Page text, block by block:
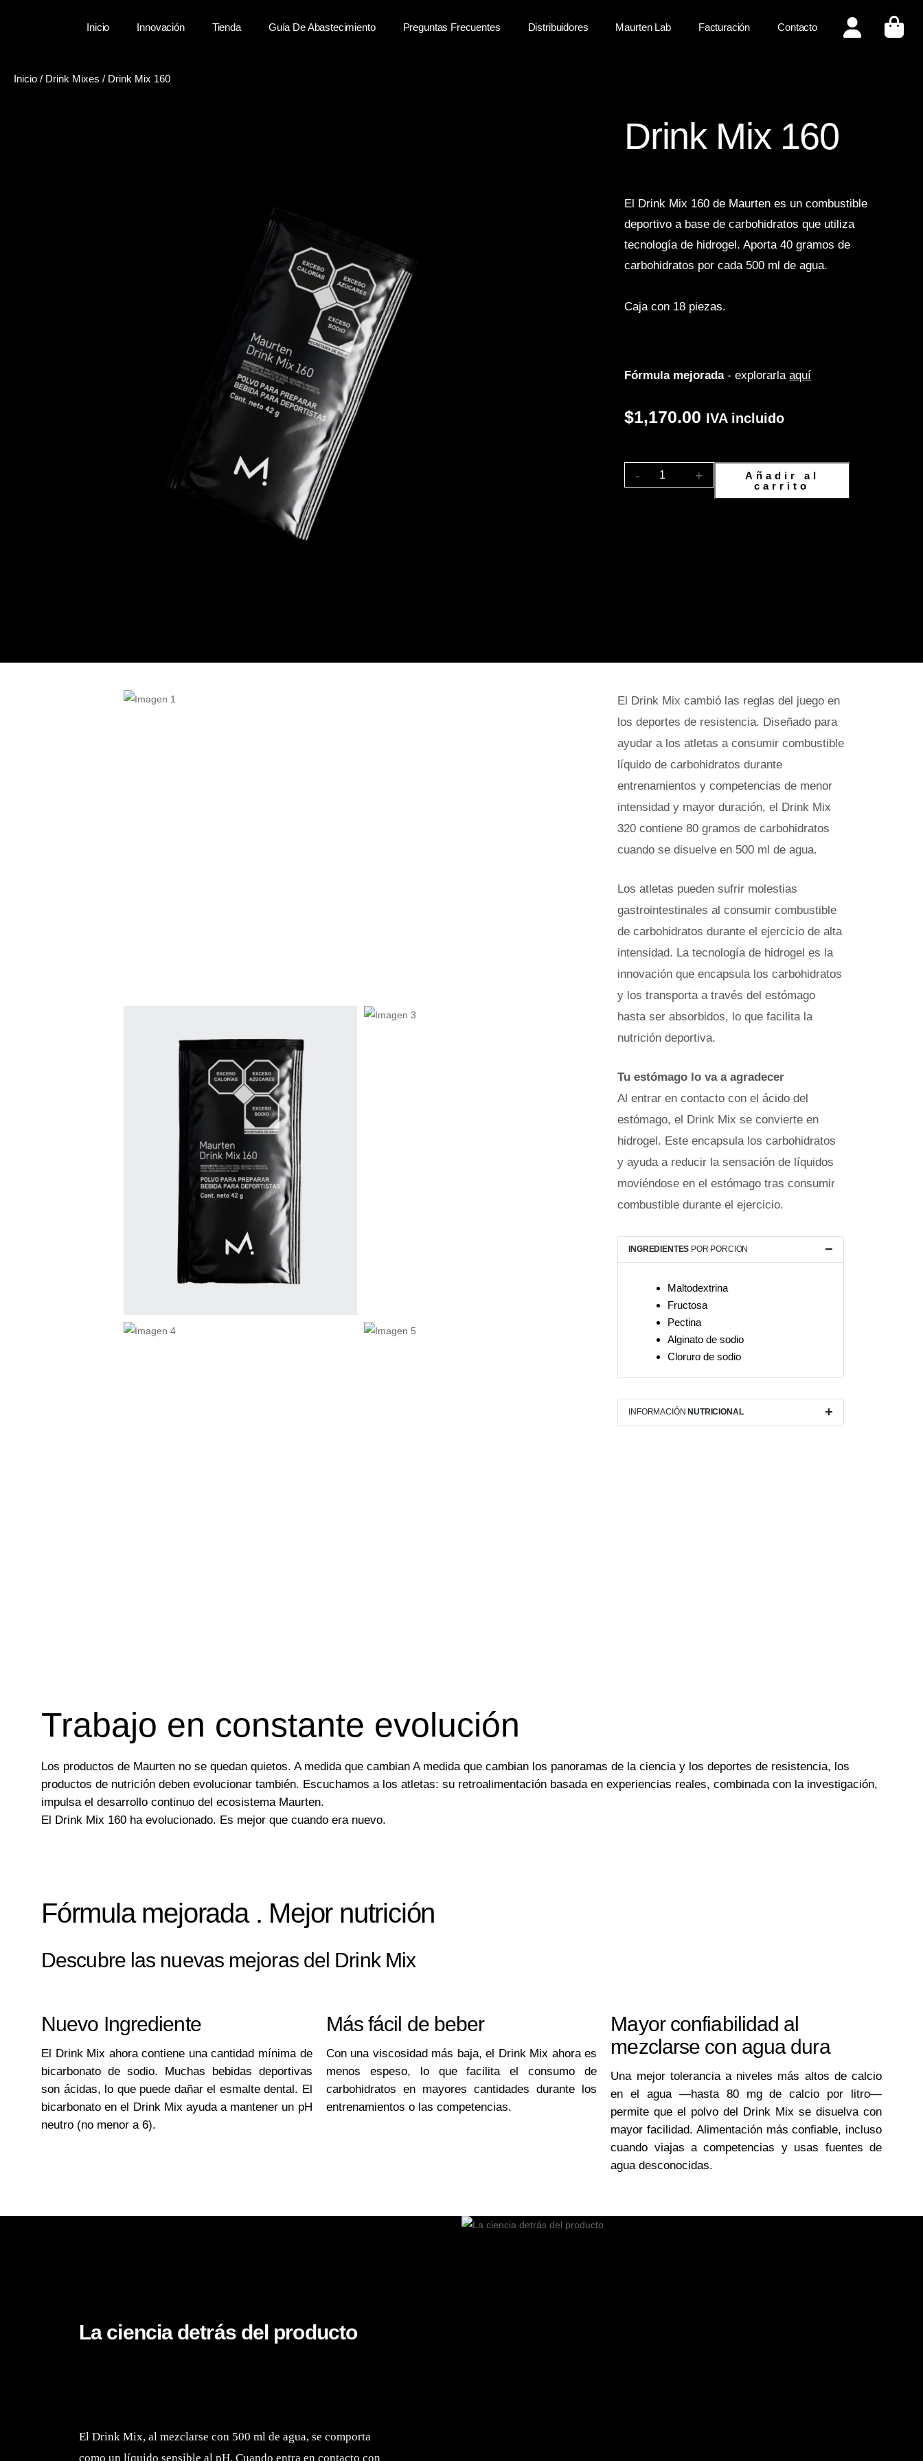
Inicio Innovación Tienda Guía De Abastecimiento Preguntas Frecuentes Distribuidores Maurten Lab Facturación Contacto
Inicio / Drink Mixes / Drink Mix 160
Drink Mix 160
El Drink Mix 160 de Maurten es un combustible
deportivo a base de carbohidratos que utiliza
tecnología de hidrogel. Aporta 40 gramos de
carbohidratos por cada 500 ml de agua.
Caja con 18 piezas.
Fórmula mejorada- explorarlaaquí
$1,170.00 IVA incluido
- +
Añadir al
carrito
El Drink Mix cambió las reglas del juego en
los deportes de resistencia. Diseñado para
ayudar a los atletas a consumir combustible
líquido de carbohidratos durante
entrenamientos y competencias de menor
intensidad y mayor duración, el Drink Mix
320 contiene 80 gramos de carbohidratos
cuando se disuelve en 500 ml de agua.
Los atletas pueden sufrir molestias
gastrointestinales al consumir combustible
de carbohidratos durante el ejercicio de alta
intensidad. La tecnología de hidrogel es la
innovación que encapsula los carbohidratos
y los transporta a través del estómago
hasta ser absorbidos, lo que facilita la
nutrición deportiva.
Tu estómago lo va a agradecer
Al entrar en contacto con el ácido del
estómago, el Drink Mix se convierte en
hidrogel. Este encapsula los carbohidratos
y ayuda a reducir la sensación de líquidos
moviéndose en el estómago tras consumir
combustible durante el ejercicio.
INGREDIENTES POR PORCION
Maltodextrina
Fructosa
Pectina
Alginato de sodio
Cloruro de sodio
INFORMACIÓN NUTRICIONAL
Trabajo en constante evolución
Los productos de Maurten no se quedan quietos. A medida que cambian A medida que cambian los panoramas de la ciencia y los deportes de resistencia, los
productos de nutrición deben evolucionar también. Escuchamos a los atletas: su retroalimentación basada en experiencias reales, combinada con la investigación,
impulsa el desarrollo continuo del ecosistema Maurten.
El Drink Mix 160 ha evolucionado. Es mejor que cuando era nuevo.
Fórmula mejorada . Mejor nutrición
Descubre las nuevas mejoras del Drink Mix
Nuevo Ingrediente
El Drink Mix ahora contiene una cantidad mínima de
bicarbonato de sodio. Muchas bebidas deportivas
son ácidas, lo que puede dañar el esmalte dental. El
bicarbonato en el Drink Mix ayuda a mantener un pH
neutro (no menor a 6).
Más fácil de beber
Con una viscosidad más baja, el Drink Mix ahora es
menos espeso, lo que facilita el consumo de
carbohidratos en mayores cantidades durante los
entrenamientos o las competencias.
Mayor confiabilidad al
mezclarse con agua dura
Una mejor tolerancia a niveles más altos de calcio
en el agua —hasta 80 mg de calcio por litro—
permite que el polvo del Drink Mix se disuelva con
mayor facilidad. Alimentación más confiable, incluso
cuando viajas a competencias y usas fuentes de
agua desconocidas.
La ciencia detrás del producto
El Drink Mix, al mezclarse con 500 ml de agua, se comporta
como un líquido sensible al pH. Cuando entra en contacto con